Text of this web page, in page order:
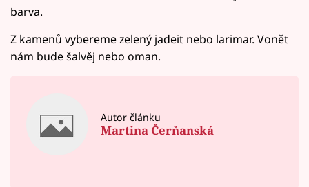
barva.
Z kamenů vybereme zelený jadeit nebo larimar. Vonět
nám bude šalvěj nebo oman.
Autor článku
Martina Čerňanská